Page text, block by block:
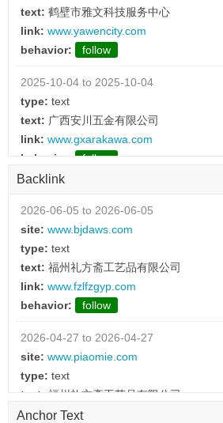
text: 鹤壁市雅文科技服务中心
link: www.yawencity.com
behavior:
follow
2025-10-04 to 2025-10-04
type: text
text: 广西安川五金有限公司
link: www.gxarakawa.com
behavior:
follow
type: text
text: 广东潮州材料有限公司
link: www.goodcailiao.com
behavior:
follow
2025-10-04 to 2025-10-04
text: 武汉金刚高丽|内外墙建筑涂料|液体
漆|内外墙腻子|施工装饰装潢
link: www.qiaiqi.com
behavior:
follow
Backlink
2026-06-05 to 2026-06-05
site: www.bjdaws.com
type: text
text: 福州礼方斋工艺品有限公司
link: www.fzlfzgyp.com
behavior:
follow
2026-04-27 to 2026-04-27
site: www.piaomie.com
type: text
text:
福州礼方斋工艺品有限公司
link: www.fzlfzgyp.com
Anchor Text